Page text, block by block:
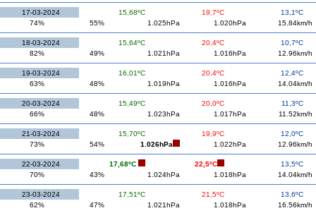
17-03-2024 15,68ºC 19,7ºC
13,1ºC
74%
55% 1.025hPa 1.020hPa 15.84km/h
18-03-2024 15,64ºC 20,4ºC
10,7ºC
82%
49% 1.021hPa 1.016hPa 12.96km/h
19-03-2024 16,01ºC 20,4ºC
12,4ºC
63%
48% 1.019hPa 1.016hPa 14.04km/h
20-03-2024 15,49ºC 20,0ºC
11,3ºC
66%
48% 1.023hPa 1.017hPa 11.52km/h
21-03-2024 15,70ºC 19,9ºC
12,0ºC
73%
54% 1.026hPa 1.022hPa 12.96km/h
22-03-2024 17,68ºC 22,5ºC
13,5ºC
70%
43% 1.024hPa 1.018hPa 14.04km/h
23-03-2024 17,51ºC 21,5ºC
13,6ºC
62%
47% 1.021hPa 1.018hPa 16.56km/h